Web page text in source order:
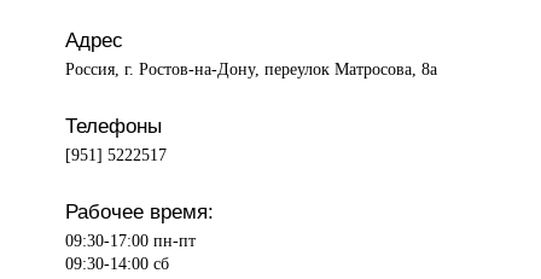
Адрес
Россия, г. Ростов-на-Дону, переулок Матросова, 8а
Телефоны
[951] 5222517
Рабочее время:
09:30-17:00 пн-пт
09:30-14:00 сб